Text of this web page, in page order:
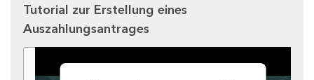
Tutorial zur Erstellung eines
Auszahlungsantrages